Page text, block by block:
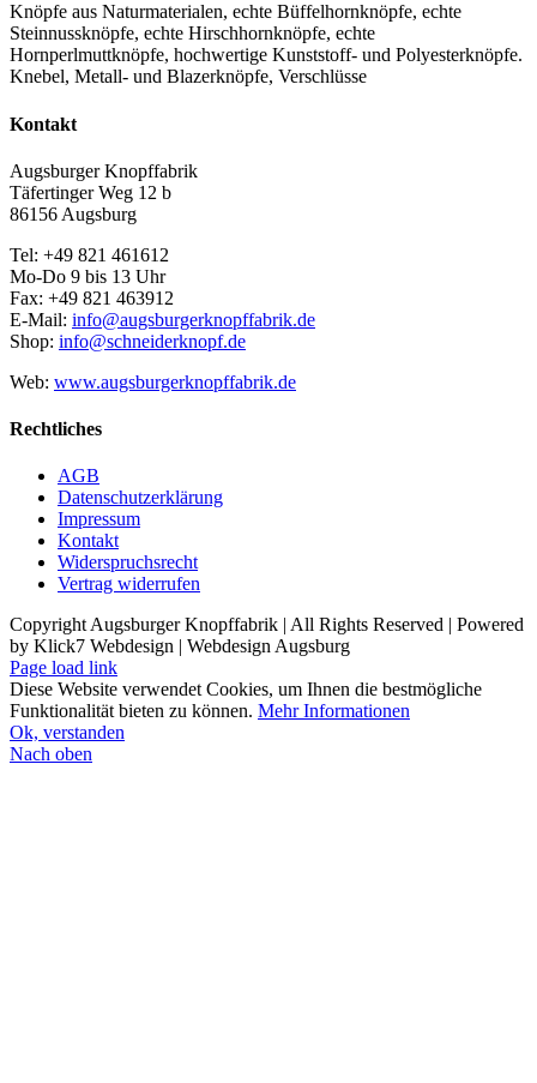
Knöpfe aus Naturmaterialen, echte Büffelhornknöpfe, echte
Steinnussknöpfe, echte Hirschhornknöpfe, echte
Hornperlmuttknöpfe, hochwertige Kunststoff- und Polyesterknöpfe.
Knebel, Metall- und Blazerknöpfe, Verschlüsse
Kontakt
Augsburger Knopffabrik
Täfertinger Weg 12 b
86156 Augsburg
Tel: +49 821 461612
Mo-Do 9 bis 13 Uhr
Fax: +49 821 463912
E-Mail: info@augsburgerknopffabrik.de
Shop: info@schneiderknopf.de
Web: www.augsburgerknopffabrik.de
Rechtliches
AGB
Datenschutzerklärung
Impressum
Kontakt
Widerspruchsrecht
Vertrag widerrufen
Copyright Augsburger Knopffabrik | All Rights Reserved | Powered
by Klick7 Webdesign | Webdesign Augsburg
Page load link
Diese Website verwendet Cookies, um Ihnen die bestmögliche
Funktionalität bieten zu können. Mehr Informationen
Ok, verstanden
Nach oben